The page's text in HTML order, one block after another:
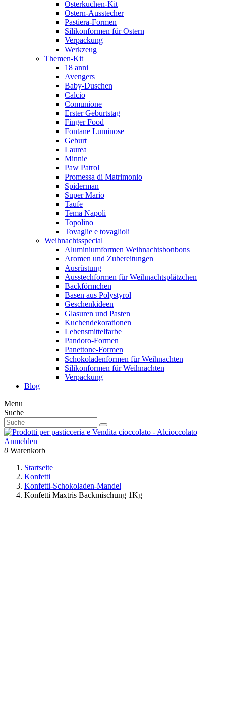
Osterkuchen-Kit
Ostern-Ausstecher
Pastiera-Formen
Silikonformen für Ostern
Verpackung
Werkzeug
Themen-Kit
18 anni
Avengers
Baby-Duschen
Calcio
Comunione
Erster Geburtstag
Finger Food
Fontane Luminose
Geburt
Laurea
Minnie
Paw Patrol
Promessa di Matrimonio
Spiderman
Super Mario
Taufe
Tema Napoli
Topolino
Tovaglie e tovaglioli
Weihnachtsspecial
Aluminiumformen Weihnachtsbonbons
Aromen und Zubereitungen
Ausrüstung
Ausstechformen für Weihnachtsplätzchen
Backförmchen
Basen aus Polystyrol
Geschenkideen
Glasuren und Pasten
Kuchendekorationen
Lebensmittelfarbe
Pandoro-Formen
Panettone-Formen
Schokoladenformen für Weihnachten
Silikonformen für Weihnachten
Verpackung
Blog
Menu
Suche
Anmelden
0 Warenkorb
Startseite
Konfetti
Konfetti-Schokoladen-Mandel
Konfetti Maxtris Backmischung 1Kg